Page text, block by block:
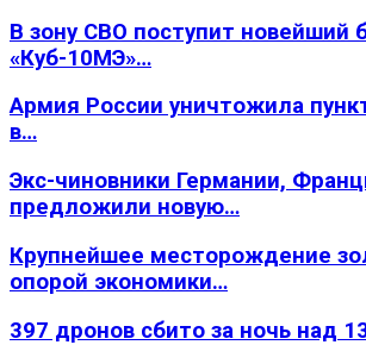
В зону СВО поступит новейший
«Куб-10МЭ»…
Армия России уничтожила
в…
Экс-чиновники Германии,
предложили новую…
Крупнейшее месторождение
опорой экономики…
397 дронов сбито за ночь над